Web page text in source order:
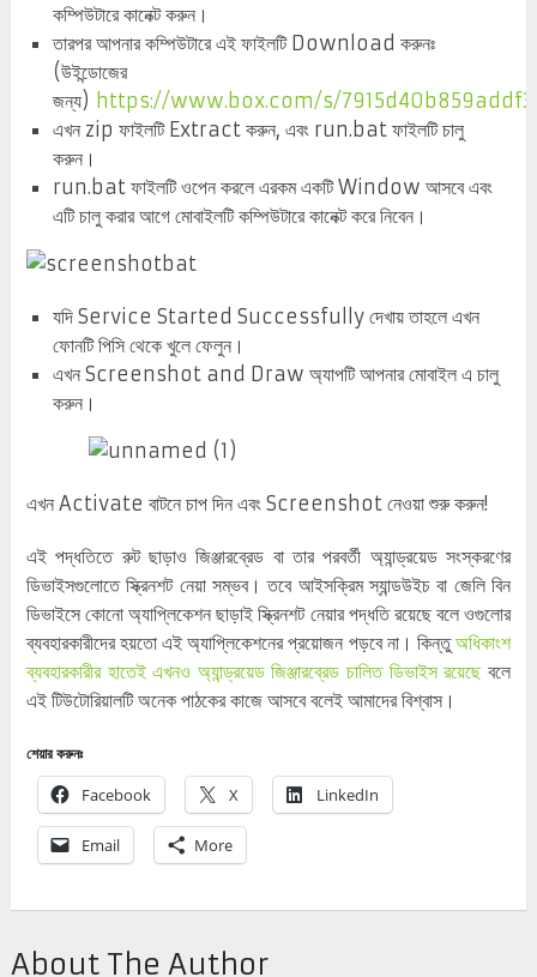
কম্পিউটারে কানেক্ট করুন।
তারপর আপনার কম্পিউটারে এই ফাইলটি Download করুনঃ
(উইন্ডোজের
জন্য) https://www.box.com/s/
এখন zip ফাইলটি Extract করুন, এবং run.bat ফাইলটি চালু
করুন।
run.bat ফাইলটি ওপেন করলে এরকম একটি Window আসবে এবং
এটি চালু করার আগে মোবাইলটি কম্পিউটারে কানেক্ট করে নিবেন।
যদি Service Started Successfully দেখায় তাহলে এখন
ফোনটি পিসি থেকে খুলে ফেলুন।
এখন Screenshot and Draw অ্যাপটি আপনার মোবাইল এ চালু
করুন।
এখন Activate বাটনে চাপ দিন এবং Screenshot নেওয়া শুরু করুন!
এই পদ্ধতিতে রুট ছাড়াও জিঞ্জারব্রেড বা তার পরবর্তী অ্যান্ড্রয়েড সংস্করণের
ডিভাইসগুলোতে স্ক্রিনশট নেয়া সম্ভব। তবে আইসক্রিম স্যান্ডউইচ বা জেলি বিন
ডিভাইসে কোনো অ্যাপ্লিকেশন ছাড়াই স্ক্রিনশট নেয়ার পদ্ধতি রয়েছে বলে ওগুলোর
ব্যবহারকারীদের হয়তো এই অ্যাপ্লিকেশনের প্রয়োজন পড়বে না। কিন্তুঅধিকাংশ
ব্যবহারকারীর হাতেই এখনও অ্যান্ড্রয়েড জিঞ্জারব্রেড চালিত ডিভাইস রয়েছেবলে
এই টিউটোরিয়ালটি অনেক পাঠকের কাজে আসবে বলেই আমাদের বিশ্বাস।
শেয়ার করুনঃ
Facebook X LinkedIn
Email More
About The Author